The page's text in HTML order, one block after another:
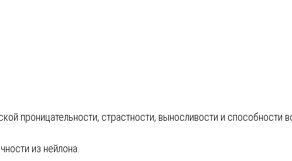
проницательности, страстности, выносливости и способности
из нейлона.